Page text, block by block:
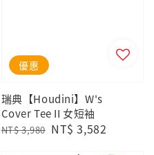
優惠
瑞典【Houdini】W's
Cover Tee II 女短袖
Regular
NT$ 3,980 Sale
NT$ 3,582